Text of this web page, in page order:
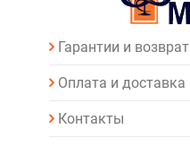
Гарантии и возврат
Оплата и доставка
Контакты